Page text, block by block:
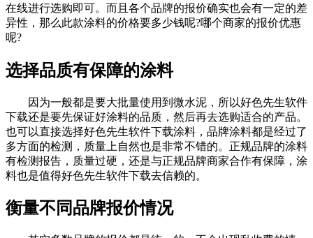
在线进行选购即可。而且各个品牌的报价确实也会有一定的差
异性，那么此款涂料的价格要多少钱呢?哪个商家的报价优惠
呢?
选择品质有保障的涂料
因为一般都是要大批量使用到微水泥，所以好色先生软件
下载还是要先保证好涂料的品质，然后再去选购适合的产品。
也可以直接选择好色先生软件下载涂料，品牌涂料都是经过了
多方面的检测，质量上自然也是非常不错的。正规品牌的涂料
有检测报告，质量过硬，还是与正规品牌商家合作有保障，涂
料也是值得好色先生软件下载去信赖的。
衡量不同品牌报价情况